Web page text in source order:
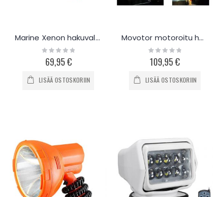
Marine Xenon hakuvalo 12V 55-220W
Rating:
0%
69,95 €
LISÄÄ OSTOSKORIIN
Movotor motoroitu hakuvalo 60W DC 12/24V
Rating:
0%
109,95 €
LISÄÄ OSTOSKORIIN